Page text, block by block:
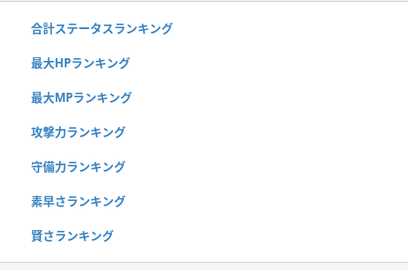
合計ステータスランキング
最大HPランキング
最大MPランキング
攻撃力ランキング
守備力ランキング
素早さランキング
賢さランキング